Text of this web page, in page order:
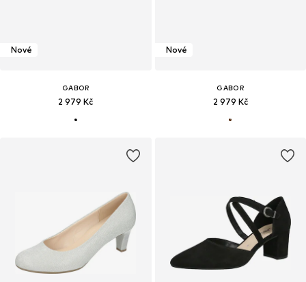
Nové
GABOR
2 979 Kč
Nové
GABOR
2 979 Kč